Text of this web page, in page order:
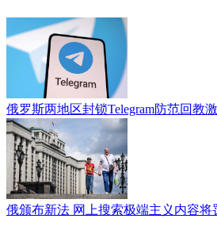
俄罗斯两地区封锁Telegram防范回教
俄颁布新法 网上搜索极端主义内容将